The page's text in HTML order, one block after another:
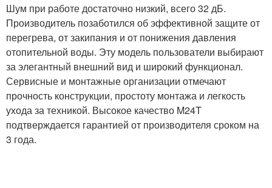
Шум при работе достаточно низкий, всего 32 дБ.
Производитель позаботился об эффективной защите от
перегрева, от закипания и от понижения давления
отопительной воды. Эту модель пользователи выбирают
за элегантный внешний вид и широкий функционал.
Сервисные и монтажные организации отмечают
прочность конструкции, простоту монтажа и легкость
ухода за техникой. Высокое качество M24T
подтверждается гарантией от производителя сроком на
3 года.